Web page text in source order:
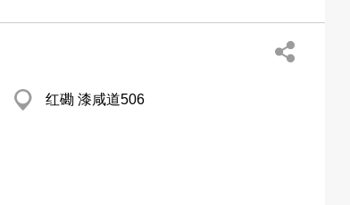
红磡 漆咸道506